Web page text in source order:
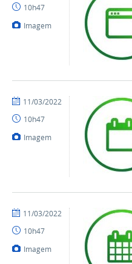
10h47
Imagem
por
publicado
11/03/2022
10h47
Imagem
por
publicado
11/03/2022
10h47
Imagem